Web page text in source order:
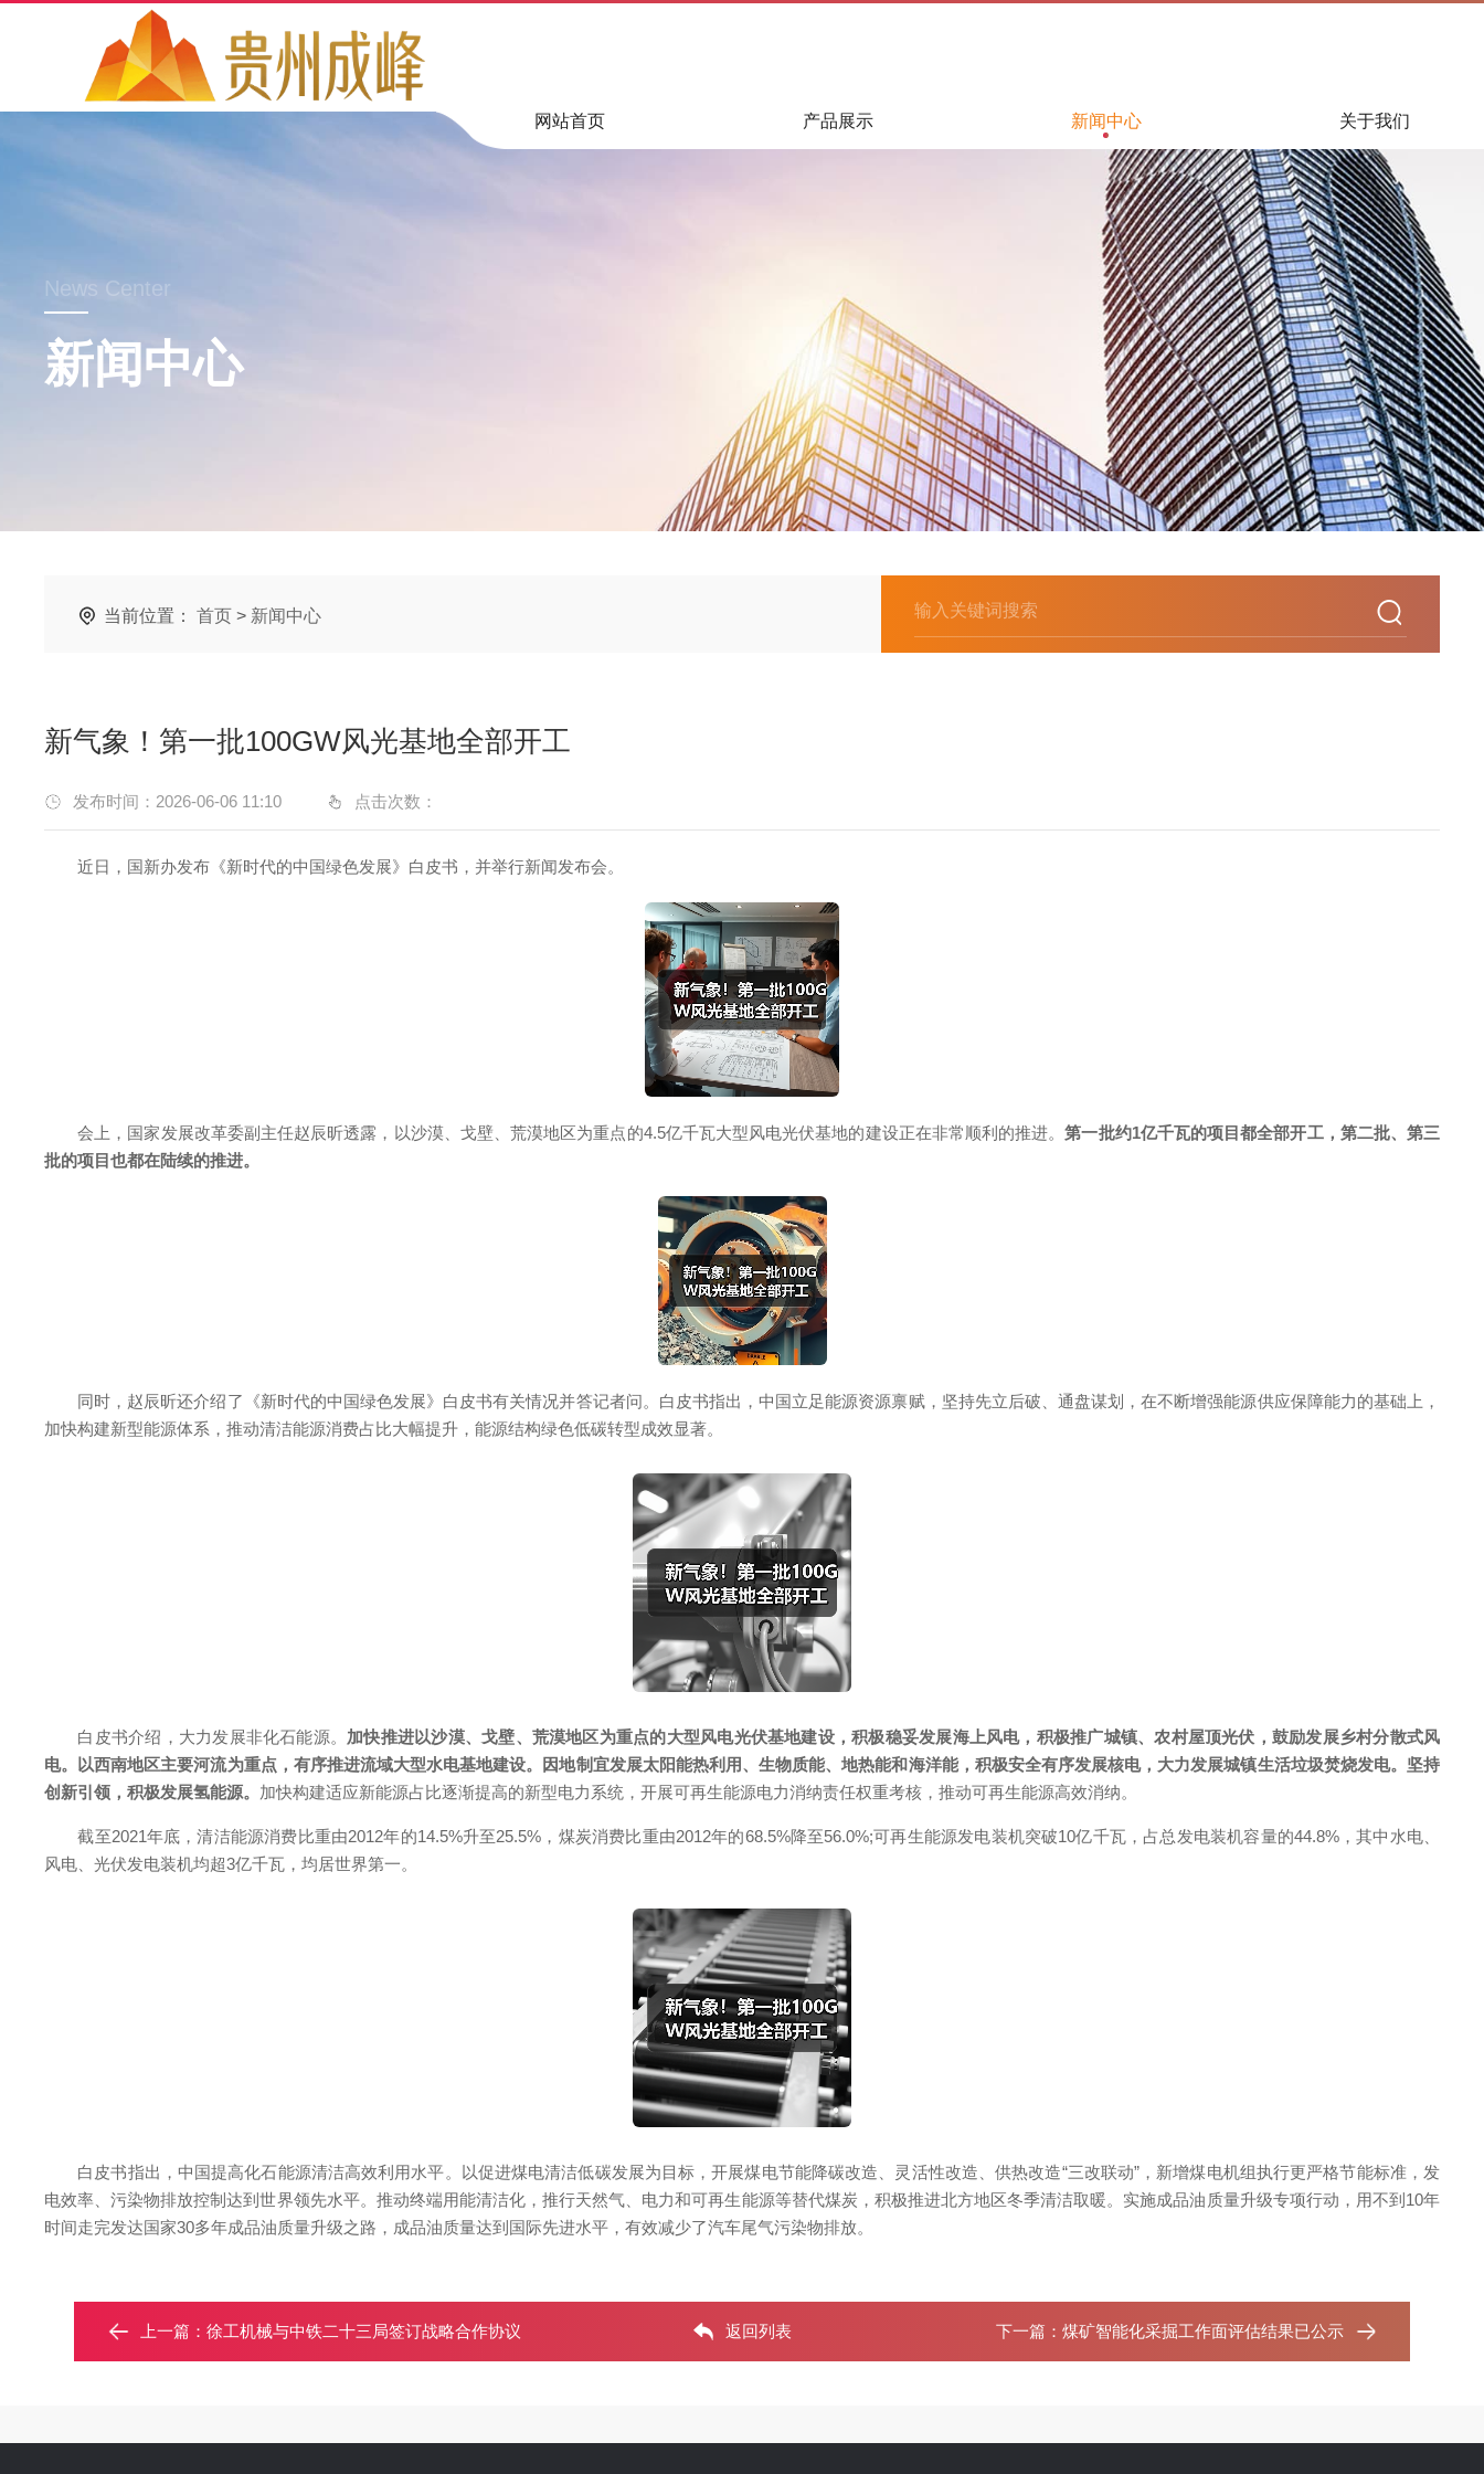
网站首页 产品展示 新闻中心 关于我们
News Center
新闻中心
当前位置： 首页 > 新闻中心
新气象！第一批100GW风光基地全部开工
发布时间：2026-06-06 11:10 点击次数：
近日，国新办发布《新时代的中国绿色发展》白皮书，并举行新闻发布会。
会上，国家发展改革委副主任赵辰昕透露，以沙漠、戈壁、荒漠地区为重点的4.5亿千瓦大型风电光伏基地的建设正在非常顺利的推进。第一批约1亿千瓦的项目都全部开工，第二批、第三
批的项目也都在陆续的推进。
同时，赵辰昕还介绍了《新时代的中国绿色发展》白皮书有关情况并答记者问。白皮书指出，中国立足能源资源禀赋，坚持先立后破、通盘谋划，在不断增强能源供应保障能力的基础上，
加快构建新型能源体系，推动清洁能源消费占比大幅提升，能源结构绿色低碳转型成效显著。
白皮书介绍，大力发展非化石能源。 加快推进以沙漠、戈壁、荒漠地区为重点的大型风电光伏基地建设，积极稳妥发展海上风电，积极推广城镇、农村屋顶光伏 ，鼓励发展乡村分散式风
电。以西南地区主要河流为重点，有序推进流域大型水电基地建设。因地制宜发展太阳能热利用、生物质能、地热能和海洋能，积极安全有序发展核电，大力发展城镇生活垃圾焚烧发电。 坚持
创新引领，积极发展氢能源。 加快构建适应新能源占比逐渐提高的新型电力系统，开展可再生能源电力消纳责任权重考核，推动可再生能源高效消纳。
截至2021年底，清洁能源消费比重由2012年的14.5%升至25.5%，煤炭消费比重由2012年的68.5%降至56.0%;可再生能源发电装机突破10亿千瓦，占总发电装机容量的44.8%，其中水电、
风电、光伏发电装机均超3亿千瓦，均居世界第一。
白皮书指出，中国提高化石能源清洁高效利用水平。以促进煤电清洁低碳发展为目标，开展煤电节能降碳改造、灵活性改造、供热改造“三改联动”，新增煤电机组执行更严格节能标准，发
电效率、污染物排放控制达到世界领先水平。推动终端用能清洁化，推行天然气、电力和可再生能源等替代煤炭，积极推进北方地区冬季清洁取暖。实施成品油质量升级专项行动，用不到10年
时间走完发达国家30多年成品油质量升级之路，成品油质量达到国际先进水平，有效减少了汽车尾气污染物排放。
上一篇：徐工机械与中铁二十三局签订战略合作协议 返回列表 下一篇： 煤矿智能化采掘工作面评估结果已公示